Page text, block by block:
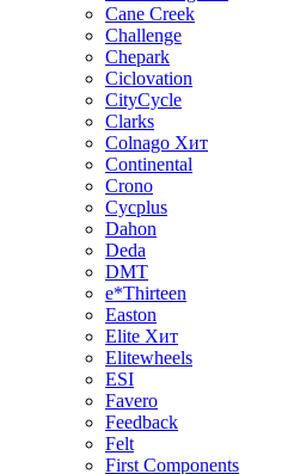
Cane Creek
Challenge
Chepark
Ciclovation
CityCycle
Clarks
Colnago Хит
Continental
Crono
Cycplus
Dahon
Deda
DMT
e*Thirteen
Easton
Elite Хит
Elitewheels
ESI
Favero
Feedback
Felt
First Components